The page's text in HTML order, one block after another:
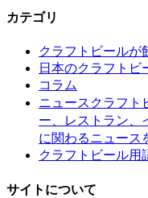
カテゴリ
クラフトビールが
日本のクラフトビ
コラム
ニュース クラフト
ー、レストラン、
に関わるニュース
クラフトビール用
サイトについて